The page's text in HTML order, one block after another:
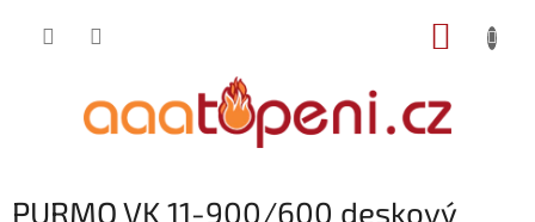
PURMO VK 11-900/600 deskový